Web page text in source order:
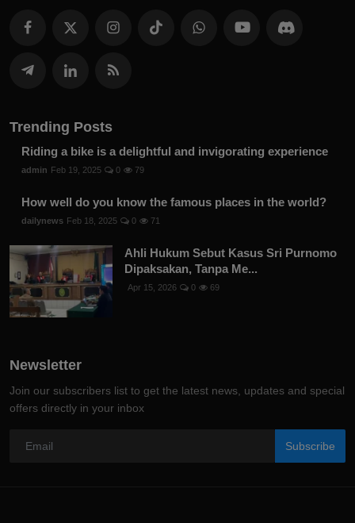
Trending Posts
Riding a bike is a delightful and invigorating experience
admin Feb 19, 2025 0 79
How well do you know the famous places in the world?
dailynews Feb 18, 2025 0 71
Ahli Hukum Sebut Kasus Sri Purnomo
Dipaksakan, Tanpa Me...
Apr 15, 2026 0 69
Newsletter
Join our subscribers list to get the latest news, updates and special
offers directly in your inbox
Subscribe